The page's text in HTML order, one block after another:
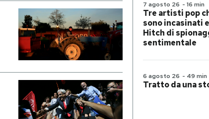
7 agosto 26 - 16 min
Tre artisti pop
sono incasinati
Hitch di
sentimentale
6 agosto 26 - 49 min
Tratto da una